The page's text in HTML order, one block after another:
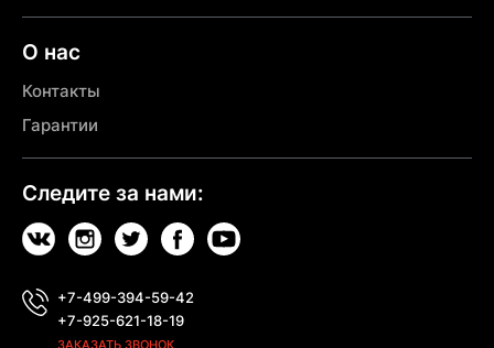
О нас
Контакты
Гарантии
Следите за нами:
+7-499-394-59-42
+7-925-621-18-19
ЗАКАЗАТЬ ЗВОНОК